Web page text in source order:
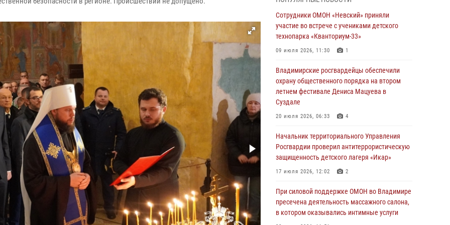
пресечена деятельность массажного салона,
28 июля 2026, 11:51
профильную Росгвардейскую смену в
детском лагере «Икар»
27 июля 2026, 16:43 2
Владимирские росгвардейцы обеспечили
летнем фестивале Дениса Мацуева в
Суздале
20 июля 2026, 06:33 4
регионального Управления Росвардии
Сотрудники ОМОН «Невский» приняли
участие во встрече с учениками детского
технопарка «Кванториум-33»
09 июля 2026, 11:30 1
Владимирские росгвардейцы обеспечили
охрану общественного порядка на втором
летнем фестивале Дениса Мацуева в
Суздале
20 июля 2026, 06:33 4
Начальник территориального Управления
Росгвардии проверил антитеррористическую
защищенность детского лагеря «Икар»
17 июля 2026, 12:02 2
При силовой поддержке ОМОН во Владимире
пресечена деятельность массажного салона,
в котором оказывались интимные услуги